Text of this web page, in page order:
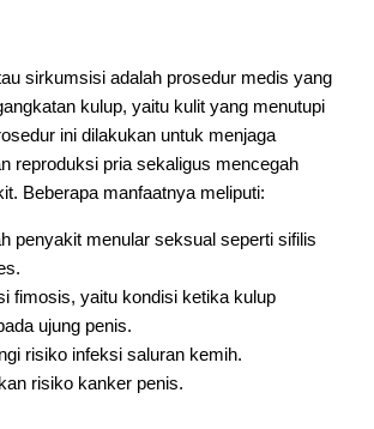
sirkumsisi adalah prosedur medis yang
kulup, yaitu kulit yang menutupi
ini dilakukan untuk menjaga
reproduksi pria sekaligus mencegah
Beberapa manfaatnya meliputi:
penyakit menular seksual seperti sifilis
fimosis, yaitu kondisi ketika kulup
ujung penis.
risiko infeksi saluran kemih.
risiko kanker penis.